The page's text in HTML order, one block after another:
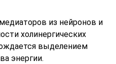
из нейронов и
холинергических
выделением
энергии.